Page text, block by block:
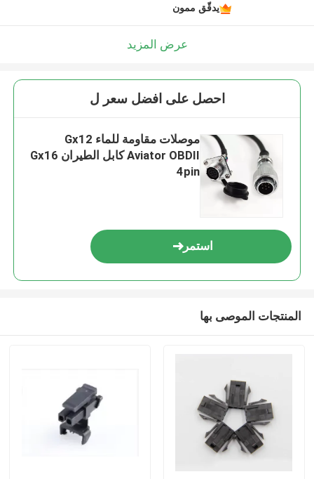
يدقّق ممون
عرض المزيد
احصل على افضل سعر ل
موصلات مقاومة للماء Gx12
Aviator OBDII كابل الطيران Gx16
4pin
استمر
المنتجات الموصى بها